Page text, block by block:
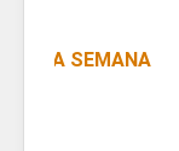
Artículo de
Hernández
candidato,
estómago